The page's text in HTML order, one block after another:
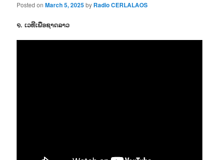
Posted onMarch 5, 2025by Radio CERLALAOS
໑. ເວທີເພື່ອຊາດລາວ